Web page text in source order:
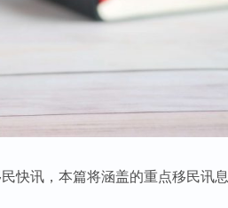
快讯，本篇将涵盖的重点移民讯息